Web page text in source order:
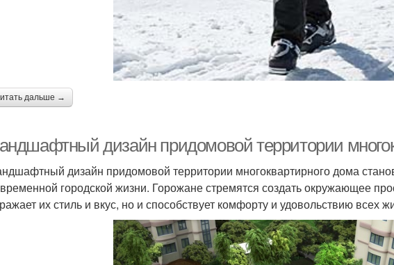
дальше →
дизайн придомовой территории
дизайн придомовой территории многоквартирного дома
городской жизни. Горожане стремятся создать окружающее
их стиль и вкус, но и способствует комфорту и удовольствию всех